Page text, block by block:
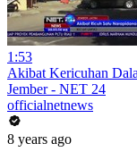
1:53
Akibat Kericuhan
Jember - NET 24
officialnetnews
8 years ago